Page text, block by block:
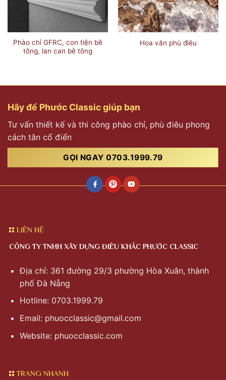
Phào chỉ GFRC, con tiện bê
tông, lan can bê tông
Hoa văn phù điêu
Hãy để Phước Classic giúp bạn
Tư vấn thiết kế và thi công phào chỉ, phù điêu phong
cách tân cổ điển
GỌI NGAY 0703.1999.79
LIÊN HỆ
CÔNG TY TNHH XÂY DỰNG ĐIÊU KHẮC PHƯỚC CLASSIC
Địa chỉ: 361 đường 29/3 phường Hòa Xuân, thành
phố Đà Nẵng
Hotline: 0703.1999.79
Email: phuocclassic@gmail.com
Website: phuocclassic.com
TRANG NHANH